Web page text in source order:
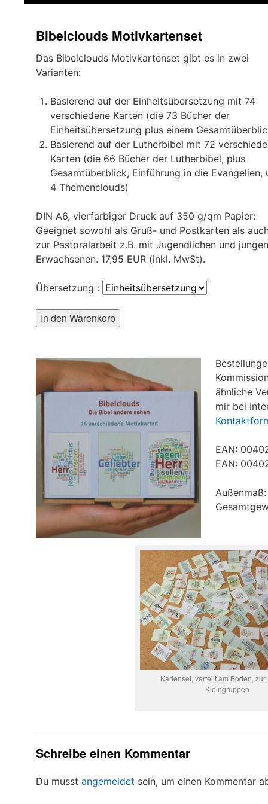
Bibelclouds Motivkartenset
Das Bibelclouds Motivkartenset gibt es in zwei
Varianten:
Basierend auf der Einheitsübersetzung mit 74
verschiedene Karten (die 73 Bücher der
Einheitsübersetzung plus einem
Basierend auf der Lutherbibel mit 72
Karten (die 66 Bücher der Lutherbibel, plus
Gesamtüberblick, Einführung in die Evangelien,
4 Themenclouds)
DIN A6, vierfarbiger Druck auf 350 g/qm Papier:
Geeignet sowohl als Gruß- und Postkarten als
zur Pastoralarbeit z.B. mit Jugendlichen und jungen
Erwachsenen. 17,95 EUR (inkl. MwSt).
Übersetzung :
ähnliche
mir bei
EAN:
EAN:
Kartenset, verteilt am Boden,
Kleingruppen
Schreibe einen Kommentar
Du musst angemeldet sein, um einen Kommentar